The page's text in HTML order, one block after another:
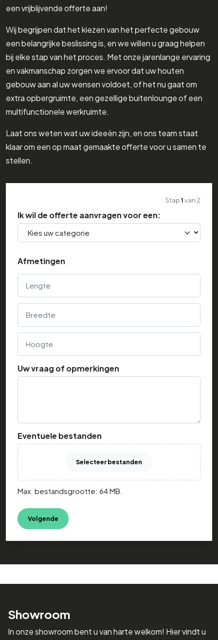
een vrijblijvende offerte aan!
Wij begrijpen dat het kiezen van het perfecte gebouw
een belangrijke beslissing is, en we willen u graag helpen
bij elke stap van het proces. Met onze jarenlange ervaring
en vakmanschap zorgen we ervoor dat uw houten
gebouw aan al uw wensen voldoet, of het nu gaat om
extra opbergruimte, een gezellige buitenlounge of een
multifunctionele werkruimte.
Laat ons weten wat uw ideeën zijn, en ons team staat
klaar om een op maat gemaakte offerte voor u samen te
stellen.
Stap1van 2
Ik wil de offerte aanvragen voor een:
Afmetingen
Lengte
Breedte
Hoogte
Uw vraag of opmerkingen
Eventuele bestanden
Selecteer bestanden
Max. bestandsgrootte: 64 MB.
Showroom
In onze showroom bent u van harte welkom! Hier vindt u